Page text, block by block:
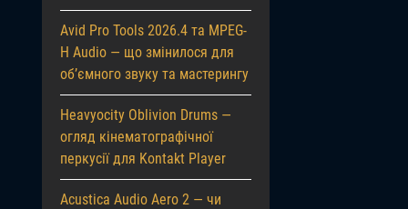
Avid Pro Tools 2026.4 та MPEG-
H Audio — що змінилося для
об’ємного звуку та мастерингу
Heavyocity Oblivion Drums —
огляд кінематографічної
перкусії для Kontakt Player
Acustica Audio Aero 2 — чи